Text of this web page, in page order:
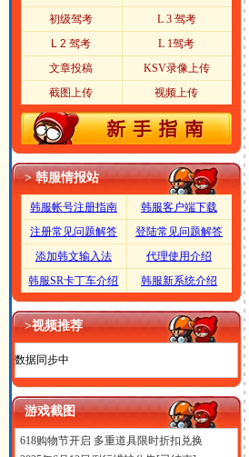
初级驾考
L 3 驾考
L 2 驾考
L 1驾考
文章投稿
KSV录像上传
截图上传
视频上传
> 韩服情报站
韩服帐号注册指南
韩服客户端下载
注册常见问题解答
登陆常见问题解答
添加韩文输入法
代理使用介绍
韩服SR卡丁车介绍
韩服新系统介绍
>视频推荐
数据同步中
游戏截图
618购物节开启 多重道具限时折扣兑换